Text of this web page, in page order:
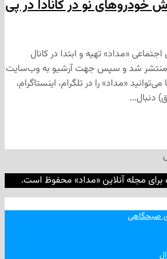
نو در کانادا در پی
تهیه و ابتدا در کانال
سپس جهت آرشیو به وب‌سایت
را در تلگرام، اینستاگرام،
«مداد» محفوظ است.